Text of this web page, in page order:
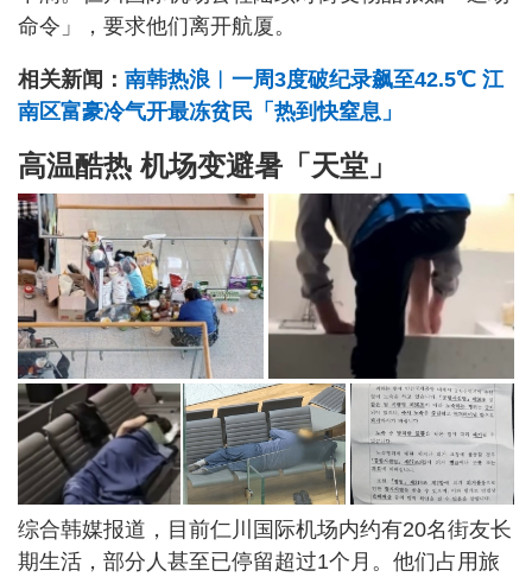
命令」，要求他们离开航厦。
相关新闻： 南韩热浪︱一周3度破纪录飙至42.5℃ 江
南区富豪冷气开最冻贫民「热到快窒息」
高温酷热 机场变避暑「天堂」
综合韩媒报道，目前仁川国际机场内约有20名街友长
期生活，部分人甚至已停留超过1个月。他们占用旅